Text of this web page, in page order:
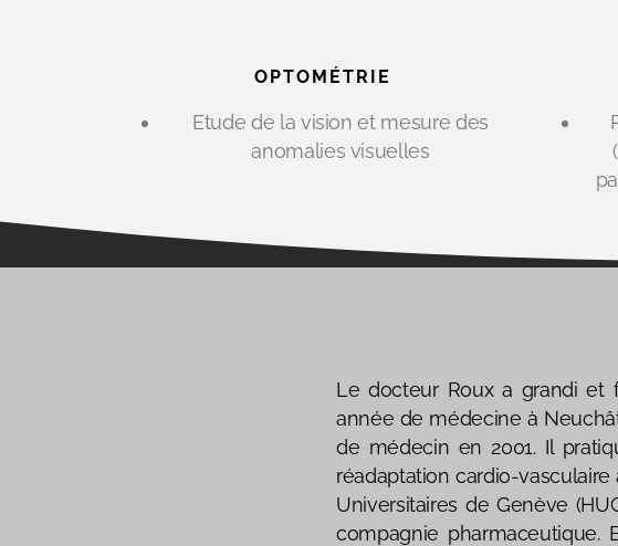
OPTOMÉTRIE
Etude de la vision et mesure des
anomalies visuelles
Le docteur Roux a grandi et
année de médecine à
de médecin en 2001. Il
réadaptation cardio-
Universitaires de Genève
compagnie